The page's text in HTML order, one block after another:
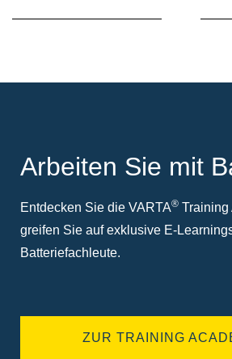
Arbeiten Sie mit
Entdecken Sie die VARTA® Training
greifen Sie auf exklusive E-
Batteriefachleute.
ZUR TRAINING